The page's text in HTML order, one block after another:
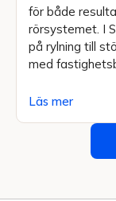
för både
rörsystemet. I
på rylning till
med
Läs mer